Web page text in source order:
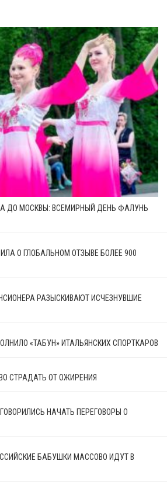
ДО МОСКВЫ: ВСЕМИРНЫЙ ДЕНЬ ФАЛУНЬ
О ГЛОБАЛЬНОМ ОТЗЫВЕ БОЛЕЕ 900
РАЗЫСКИВАЮТ ИСЧЕЗНУВШИЕ
«ТАБУН» ИТАЛЬЯНСКИХ СПОРТКАРОВ
СТРАДАТЬ ОТ ОЖИРЕНИЯ
НАЧАТЬ ПЕРЕГОВОРЫ О
БАБУШКИ МАССОВО ИДУТ В